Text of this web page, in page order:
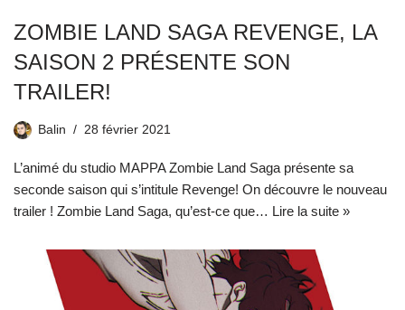
ZOMBIE LAND SAGA REVENGE, LA
SAISON 2 PRÉSENTE SON
TRAILER!
Balin 28 février 2021
L’animé du studio MAPPA Zombie Land Saga présente sa
seconde saison qui s’intitule Revenge! On découvre le nouveau
trailer ! Zombie Land Saga, qu’est-ce que… Lire la suite »